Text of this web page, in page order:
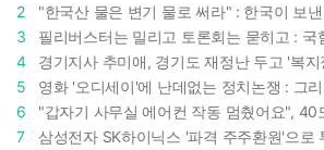
2
3
4
5
6
7